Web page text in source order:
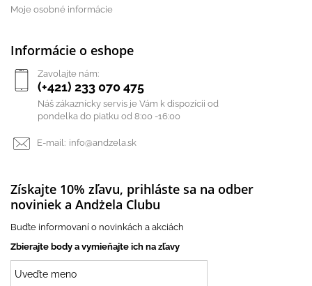
Moje osobné informácie
Informácie o eshope
Zavolajte nám:
(+421) 233 070 475
Náš zákaznícky servis je Vám k dispozícii od
pondelka do piatku od 8:00 -16:00
E-mail: info@andzela.sk
Získajte 10% zľavu, prihláste sa na odber
noviniek a Andżela Clubu
Buďte informovaní o novinkách a akciách
Zbierajte body a vymieňajte ich na zľavy